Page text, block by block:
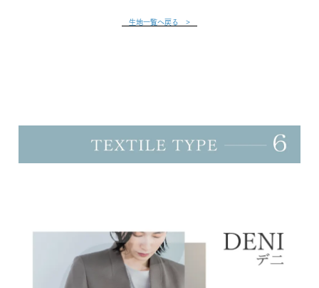
生地一覧へ戻る >